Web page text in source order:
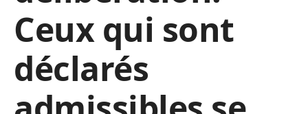
Ceux qui sont
déclarés